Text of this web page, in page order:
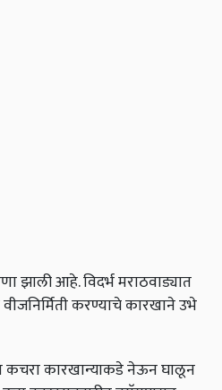
झाली आहे. विदर्भ मराठवाड्यात
करण्याचे कारखाने उभे
कचरा कारखान्याकडे नेऊन घालून